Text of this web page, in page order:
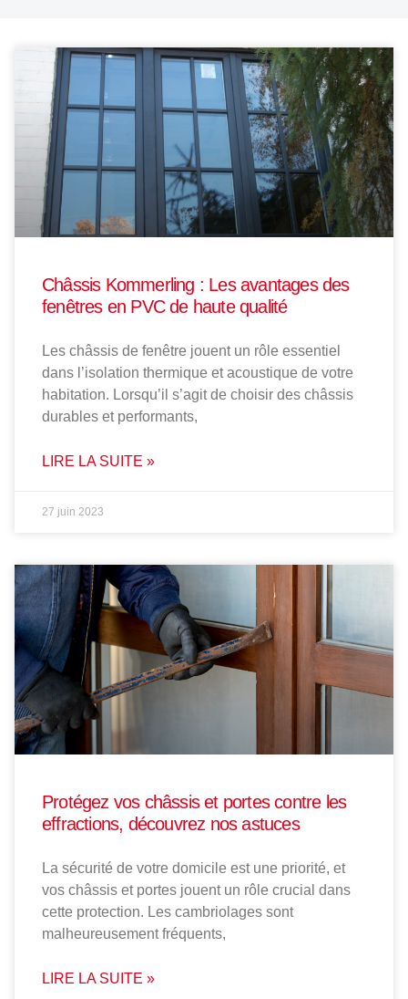
Châssis Kommerling : Les avantages des
fenêtres en PVC de haute qualité
Les châssis de fenêtre jouent un rôle essentiel
dans l’isolation thermique et acoustique de votre
habitation. Lorsqu’il s’agit de choisir des châssis
durables et performants,
LIRE LA SUITE »
27 juin 2023
Protégez vos châssis et portes contre les
effractions, découvrez nos astuces
La sécurité de votre domicile est une priorité, et
vos châssis et portes jouent un rôle crucial dans
cette protection. Les cambriolages sont
malheureusement fréquents,
LIRE LA SUITE »